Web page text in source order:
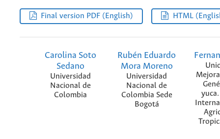
Final version PDF (English) HTML
Carolina Soto
Sedano
Universidad
Nacional de
Colombia
Rubén Eduardo
Mora Moreno
Universidad
Nacional de
Colombia Sede
Bogotá